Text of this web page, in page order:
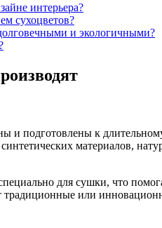
интерьера?
сухоцветов?
и экологичными?
подготовлены к
материалов,
для сушки, что
или